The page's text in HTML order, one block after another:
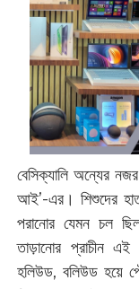
বেসিক্যালি অন্যের
আই’-এর। শিশুদের
পরানোর যেমন চল
তাড়ানোর প্রাচীন
হলিউড, বলিউড হয়ে